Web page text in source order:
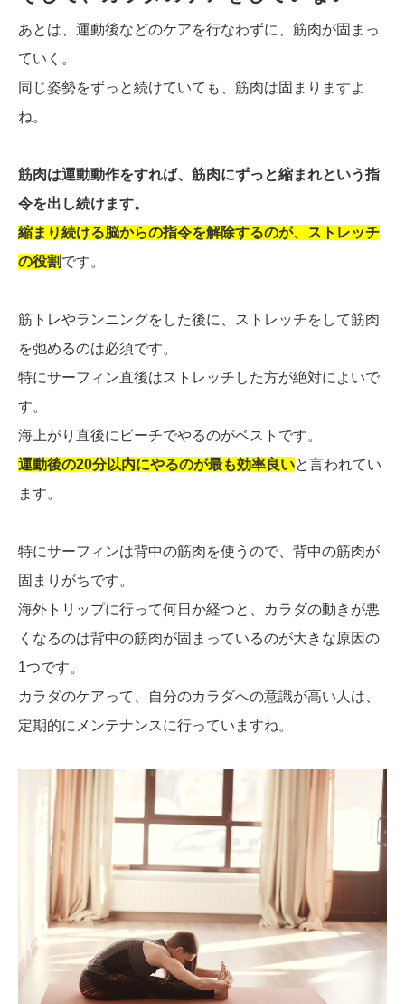
あとは、運動後などのケアを行なわずに、筋肉が固まっ
ていく。
同じ姿勢をずっと続けていても、筋肉は固まりますよ
ね。
筋肉は運動動作をすれば、筋肉にずっと縮まれという指
令を出し続けます。
縮まり続ける脳からの指令を解除するのが、ストレッチ
の役割です。
筋トレやランニングをした後に、ストレッチをして筋肉
を弛めるのは必須です。
特にサーフィン直後はストレッチした方が絶対によいで
す。
海上がり直後にビーチでやるのがベストです。
運動後の20分以内にやるのが最も効率良いと言われてい
ます。
特にサーフィンは背中の筋肉を使うので、背中の筋肉が
固まりがちです。
海外トリップに行って何日か経つと、カラダの動きが悪
くなるのは背中の筋肉が固まっているのが大きな原因の
1つです。
カラダのケアって、自分のカラダへの意識が高い人は、
定期的にメンテナンスに行っていますね。